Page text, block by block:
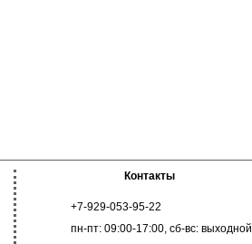
Контакты
+7-929-053-95-22
пн-пт: 09:00-17:00, сб-вс: выходной